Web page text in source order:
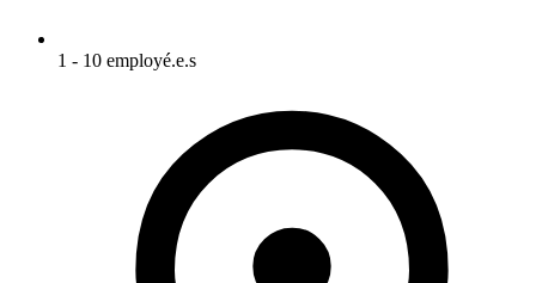
1 - 10 employé.e.s